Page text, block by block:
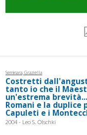
Seminara, Graziella
Costretti
tanto io che il
un'estrema
Romani e la duplice
Capuleti e i
2004 - Leo S. Olschki